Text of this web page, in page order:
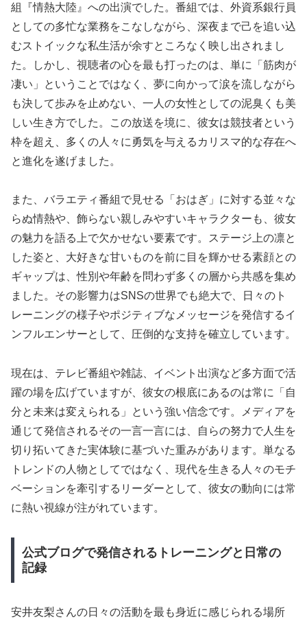
組『情熱大陸』への出演でした。番組では、外資系銀行員
としての多忙な業務をこなしながら、深夜まで己を追い込
むストイックな私生活が余すところなく映し出されまし
た。しかし、視聴者の心を最も打ったのは、単に「筋肉が
凄い」ということではなく、夢に向かって涙を流しながら
も決して歩みを止めない、一人の女性としての泥臭くも美
しい生き方でした。この放送を境に、彼女は競技者という
枠を超え、多くの人々に勇気を与えるカリスマ的な存在へ
と進化を遂げました。
また、バラエティ番組で見せる「おはぎ」に対する並々な
らぬ情熱や、飾らない親しみやすいキャラクターも、彼女
の魅力を語る上で欠かせない要素です。ステージ上の凛と
した姿と、大好きな甘いものを前に目を輝かせる素顔との
ギャップは、性別や年齢を問わず多くの層から共感を集め
ました。その影響力はSNSの世界でも絶大で、日々のト
レーニングの様子やポジティブなメッセージを発信するイ
ンフルエンサーとして、圧倒的な支持を確立しています。
現在は、テレビ番組や雑誌、イベント出演など多方面で活
躍の場を広げていますが、彼女の根底にあるのは常に「自
分と未来は変えられる」という強い信念です。メディアを
通じて発信されるその一言一言には、自らの努力で人生を
切り拓いてきた実体験に基づいた重みがあります。単なる
トレンドの人物としてではなく、現代を生きる人々のモチ
ベーションを牽引するリーダーとして、彼女の動向には常
に熱い視線が注がれています。
公式ブログで発信されるトレーニングと日常の
記録
安井友梨さんの日々の活動を最も身近に感じられる場所